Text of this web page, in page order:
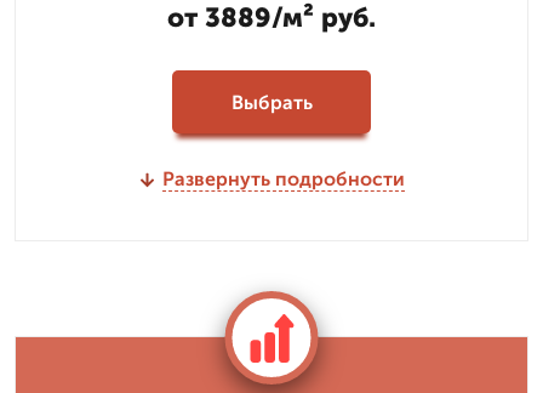
от 3889/м² руб.
Выбрать
Развернуть подробности